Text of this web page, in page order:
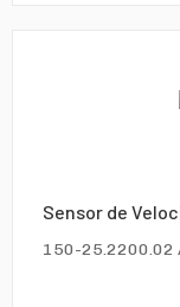
Sensor de
150-25.2200.02